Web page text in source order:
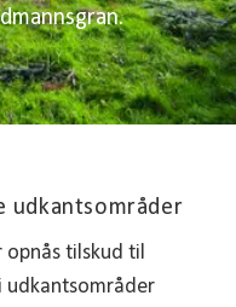
udkantsområder
opnås tilskud til
udkantsområder